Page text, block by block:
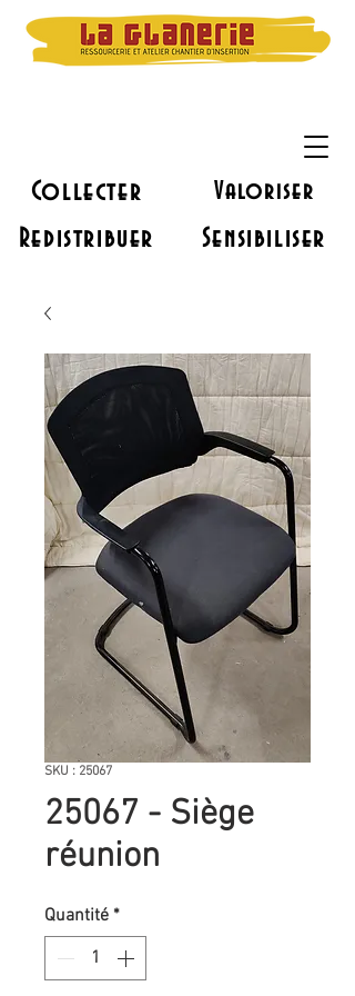
Collecter Valoriser
Redistribuer Sensibiliser
SKU : 25067
25067 - Siège
réunion
Quantité *